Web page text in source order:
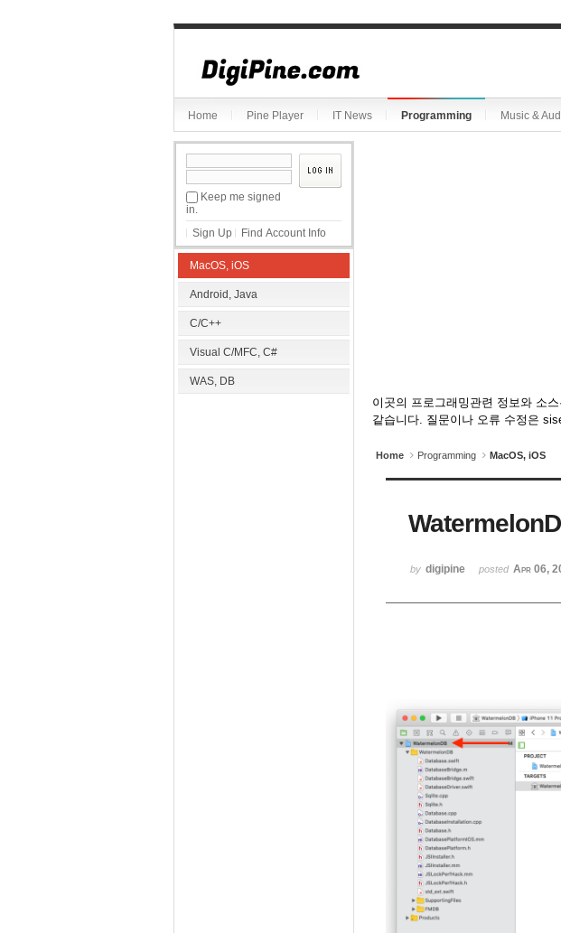
Home Pine Player IT News Programming Music &
Keep me signed
in.
Sign Up
Find Account Info
MacOS, iOS
Android, Java
C/C++
Visual C/MFC, C#
WAS, DB
이곳의 프로그래밍관련 정보와 소
같습니다. 질문이나 오류 수정은
Home Programming MacOS, iOS
by digipine posted Apr 06,
Sketchbook5, 스케치북5
Sketchbook5, 스케치북5